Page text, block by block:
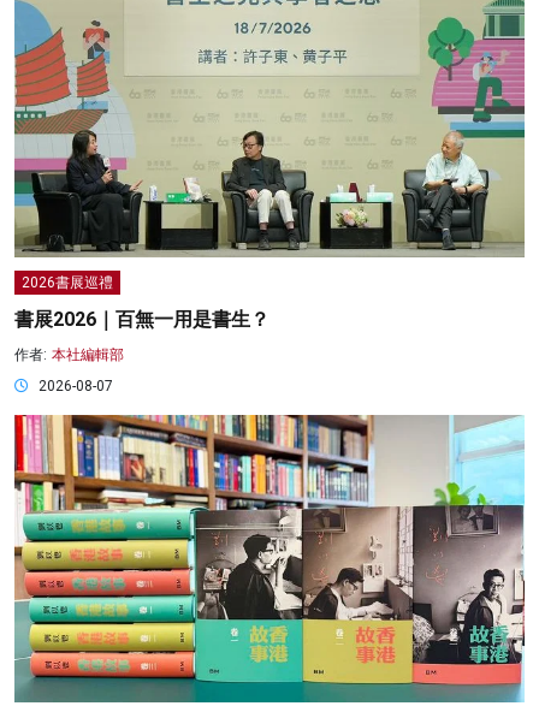
2026書展巡禮
書展2026｜百無一用是書生？
作者: 本社編輯部
2026-08-07